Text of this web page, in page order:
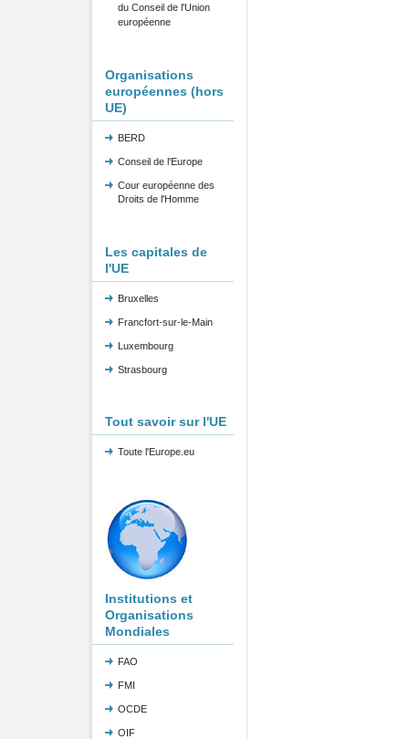
du Conseil de l'Union
européenne
Organisations
européennes (hors
UE)
BERD
Conseil de l'Europe
Cour européenne des
Droits de l'Homme
Les capitales de
l'UE
Bruxelles
Francfort-sur-le-Main
Luxembourg
Strasbourg
Tout savoir sur l'UE
Toute l'Europe.eu
Institutions et
Organisations
Mondiales
FAO
FMI
OCDE
OIF